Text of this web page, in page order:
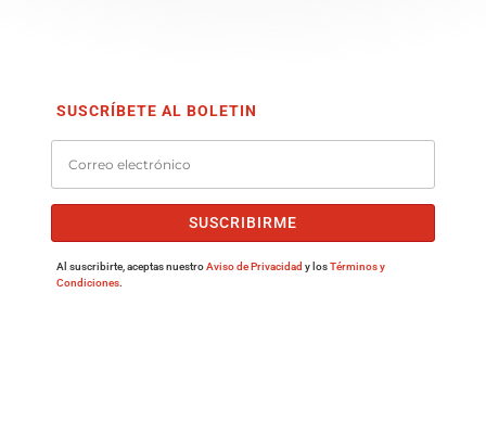
SUSCRÍBETE AL BOLETIN
SUSCRIBIRME
Al suscribirte, aceptas nuestroAviso de Privacidad y losTérminos y
Condiciones.